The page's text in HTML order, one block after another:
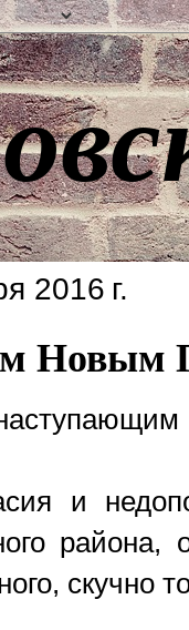
2016 г.
Новым
и
скучно